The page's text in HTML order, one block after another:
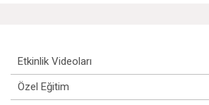
Etkinlik Videoları
Özel Eğitim